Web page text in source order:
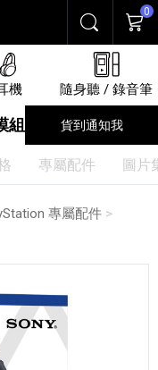
搜尋 購物
0
機 隨身聽 / 錄音筆
組 貨到通知我
專屬配件 圖片
專屬配件